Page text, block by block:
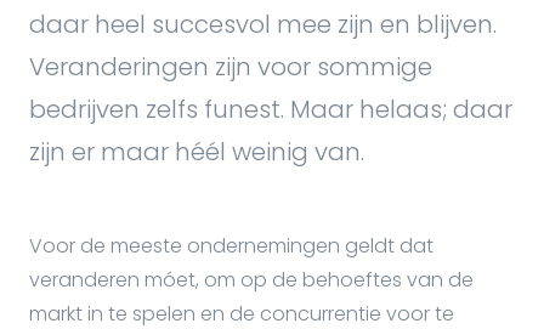
daar heel succesvol mee zijn en blijven.
Veranderingen zijn voor sommige
bedrijven zelfs funest. Maar helaas; daar
zijn er maar héél weinig van.
Voor de meeste ondernemingen geldt dat
veranderen móet, om op de behoeftes van de
markt in te spelen en de concurrentie voor te